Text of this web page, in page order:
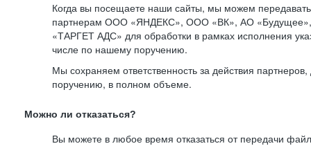
Когда вы посещаете наши сайты, мы можем
партнерам ООО «ЯНДЕКС», ООО «ВК», АО
«ТАРГЕТ АДС» для обработки в рамках исполнения
числе по нашему поручению.
Мы сохраняем ответственность за действия
поручению, в полном объеме.
Можно ли отказаться?
Вы можете в любое время отказаться от передачи